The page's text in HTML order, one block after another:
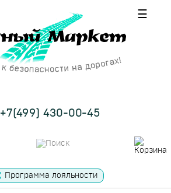
☰
+7(499) 430-00-45
Программа лояльности